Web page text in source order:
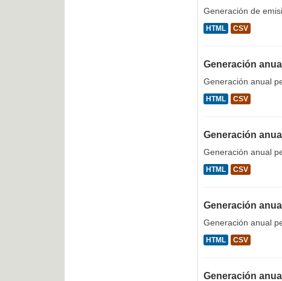
Generación de
HTML CSV
Generación
Generación anual
HTML CSV
Generación
Generación anual
HTML CSV
Generación
Generación anual
HTML CSV
Generación